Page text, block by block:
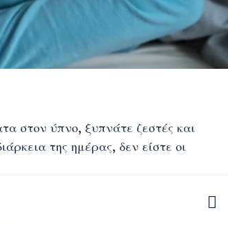
στον ύπνο, ξυπνάτε ζεστές και
της ημέρας, δεν είστε οι